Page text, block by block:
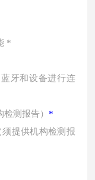
*
牙和设备进行连
测报告） *
提供机构检测报